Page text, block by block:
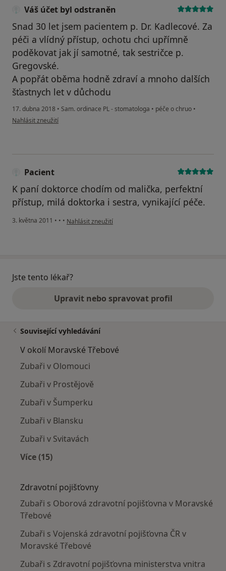
Váš účet byl odstraněn
Snad 30 let jsem pacientem p. Dr. Kadlecové. Za
péči a vlídný přístup, ochotu chci upřímně
poděkovat jak jí samotné, tak sestričce p.
Gregovské.
A popřát oběma hodně zdraví a mnoho dalších
šťastnych let v důchodu
17. dubna 2018 • Sam. ordinace PL - stomatologa • péče o chruo •
podle názoru uživatele Váš účet byl odstraněn
Nahlásit zneužití
Pacient
K paní doktorce chodím od malička, perfektní
přístup, milá doktorka i sestra, vynikající péče.
3. května 2011 • • • podle názoru uživatele Pacient
Nahlásit zneužití
Jste tento lékař?
Upravit nebo spravovat profil
Související vyhledávání
V okolí Moravské Třebové
Zubaři v Olomouci
Zubaři v Prostějově
Zubaři v Šumperku
Zubaři v Blansku
Zubaři v Svitavách
Více (15)
Zdravotní pojišťovny
Zubaři s Oborová zdravotní pojišťovna v Moravské
Třebové
Zubaři s Vojenská zdravotní pojišťovna ČR v
Moravské Třebové
Zubaři s Zdravotní pojišťovna ministerstva vnitra